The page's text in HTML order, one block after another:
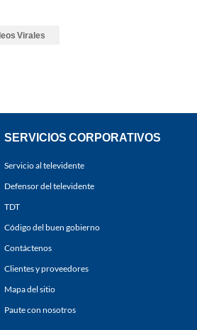
Virales
SERVICIOS CORPORATIVOS
Servicio al televidente
Defensor del televidente
TDT
Código del buen gobierno
Contáctenos
Clientes y proveedores
Mapa del sitio
Paute con nosotros